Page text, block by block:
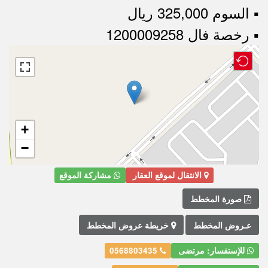
▪︎ السوم 325,000 ريال
▪︎ رخصة فال 1200009258
+
−
الانتقال لموقع العقار مشاركة الموقع
صورة المخطط
عـروض المخطط خريطة عروض المخطط
للإستفسار: مرتضى